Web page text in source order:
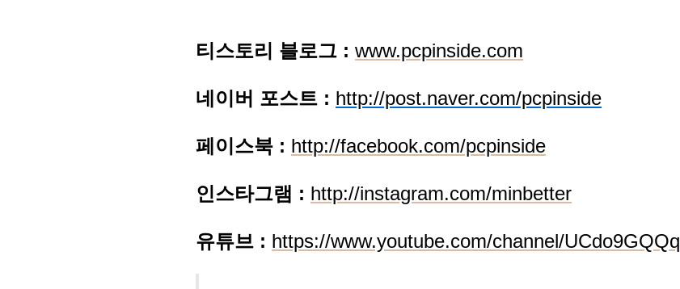
티스토리 블로그 : www.pcpinside.com
네이버 포스트 : http://post.naver.com/pcpinside
페이스북 : http://facebook.com/pcpinside
인스타그램 : http://instagram.com/minbetter
유튜브 : https://www.youtube.com/channel/